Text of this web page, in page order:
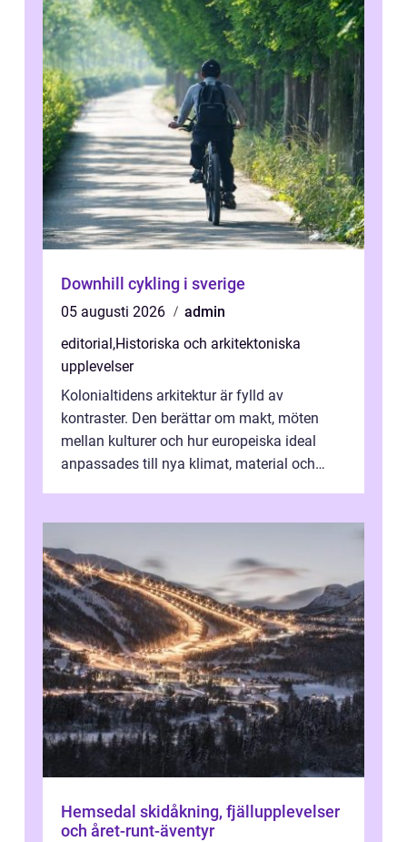
Downhill cykling i sverige
05 augusti 2026
admin
editorial ,Historiska och arkitektoniska
upplevelser
Kolonialtidens arkitektur är fylld av
kontraster. Den berättar om makt, möten
mellan kulturer och hur europeiska ideal
anpassades till nya klimat, material och
Hemsedal skidåkning, fjällupplevelser
och året-runt-äventyr